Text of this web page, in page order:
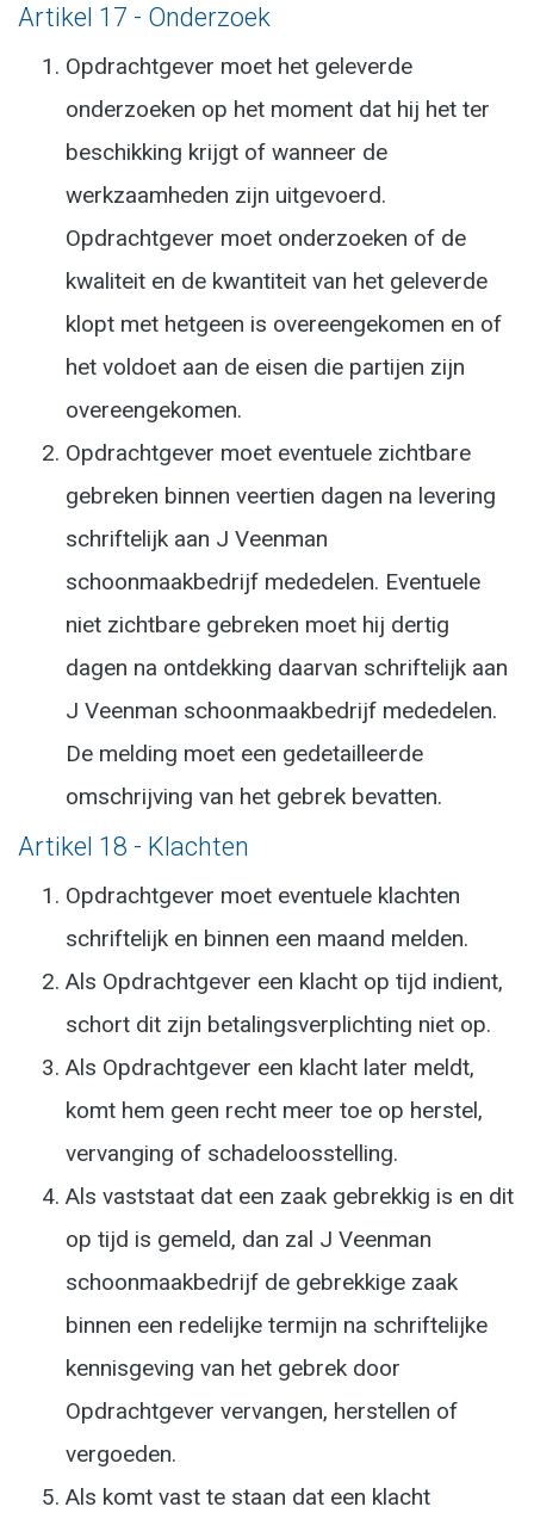
Artikel 17 - Onderzoek
Opdrachtgever moet het geleverde
onderzoeken op het moment dat hij het ter
beschikking krijgt of wanneer de
werkzaamheden zijn uitgevoerd.
Opdrachtgever moet onderzoeken of de
kwaliteit en de kwantiteit van het geleverde
klopt met hetgeen is overeengekomen en of
het voldoet aan de eisen die partijen zijn
overeengekomen.
Opdrachtgever moet eventuele zichtbare
gebreken binnen veertien dagen na levering
schriftelijk aan J Veenman
schoonmaakbedrijf mededelen. Eventuele
niet zichtbare gebreken moet hij dertig
dagen na ontdekking daarvan schriftelijk aan
J Veenman schoonmaakbedrijf mededelen.
De melding moet een gedetailleerde
omschrijving van het gebrek bevatten.
Artikel 18 - Klachten
Opdrachtgever moet eventuele klachten
schriftelijk en binnen een maand melden.
Als Opdrachtgever een klacht op tijd indient,
schort dit zijn betalingsverplichting niet op.
Als Opdrachtgever een klacht later meldt,
komt hem geen recht meer toe op herstel,
vervanging of schadeloosstelling.
Als vaststaat dat een zaak gebrekkig is en dit
op tijd is gemeld, dan zal J Veenman
schoonmaakbedrijf de gebrekkige zaak
binnen een redelijke termijn na schriftelijke
kennisgeving van het gebrek door
Opdrachtgever vervangen, herstellen of
vergoeden.
Als komt vast te staan dat een klacht